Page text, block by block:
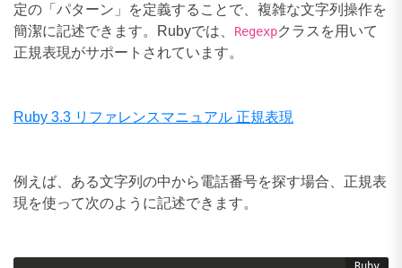
定の「パターン」を定義することで、複雑な文字列操作を
簡潔に記述できます。Rubyでは、 Regexpクラスを用いて
正規表現がサポートされています。
Ruby 3.3 リファレンスマニュアル 正規表現
例えば、ある文字列の中から電話番号を探す場合、正規表
現を使って次のように記述できます。